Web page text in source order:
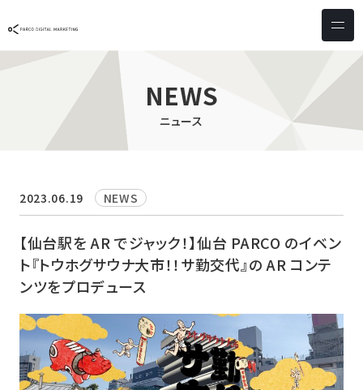
サービス & ソリューション
PICTONA
PDM XR
デジタルサイネージ
しふとん
ウェブアクセシビリティ
店頭
スキルアップ
導入事例
クライアント一覧
ニュース
NEWS
ニュース
2023.06.19 NEWS
【仙台駅を AR でジャック！】仙台 PARCO のイベン
ト『トウホグサウナ大市！！サ勤交代』の AR コンテ
ンツをプロデュース